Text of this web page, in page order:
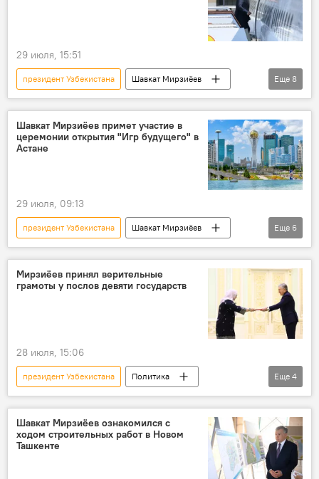
29 июля, 15:51
президент Узбекистана
Шавкат Мирзиёев
рабочий визит
Астана
Казахстан
Политика
церемония
открытие
игры
спортивные соревнования
Еще 8
Шавкат Мирзиёев примет участие в
церемонии открытия "Игр будущего" в
Астане
29 июля, 09:13
президент Узбекистана
Шавкат Мирзиёев
рабочий визит
Казахстан
церемония
открытие
спортивные соревнования
Еще 6
Мирзиёев принял верительные
грамоты у послов девяти государств
28 июля, 15:06
президент Узбекистана
Политика
Шавкат Мирзиёев
верительные грамоты
Посол
страны
Еще 4
Шавкат Мирзиёев ознакомился с
ходом строительных работ в Новом
Ташкенте